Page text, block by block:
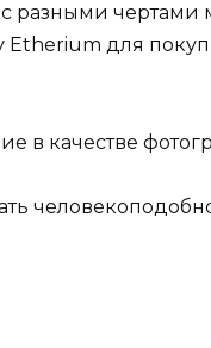
разными
Etherium для
в качестве